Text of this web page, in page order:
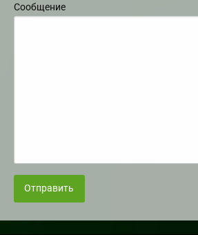
Сообщение
Отправить